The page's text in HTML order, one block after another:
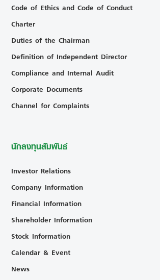
Code of Ethics and Code of Conduct
Charter
Duties of the Chairman
Definition of Independent Director
Compliance and Internal Audit
Corporate Documents
Channel for Complaints
นักลงทุนสัมพันธ์
Investor Relations
Company Information
Financial Information
Shareholder Information
Stock Information
Calendar & Event
News